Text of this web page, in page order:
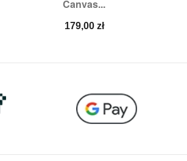
Canvas...
Cena
179,00 zł
Rozmiary:34